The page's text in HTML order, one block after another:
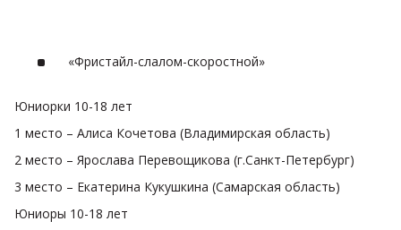
«Фристайл-слалом-скоростной»
Юниорки 10-18 лет
1 место – Алиса Кочетова (Владимирская область)
2 место – Ярослава Перевощикова (г.Санкт-Петербург)
3 место – Екатерина Кукушкина (Самарская область)
Юниоры 10-18 лет